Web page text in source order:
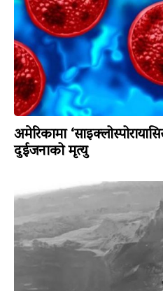
अमेरिकामा
दुईजनाको मृत्यु